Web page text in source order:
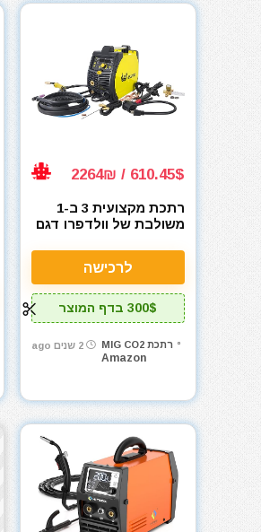
610.45$ / 2264₪
רתכת מקצועית 3 ב-1
משולבת של וולדפרו דגם
Inverter Multi Process
לרכישה
300$ בדף המוצר
רתכת MIG CO2
Amazon
2 שנים ago